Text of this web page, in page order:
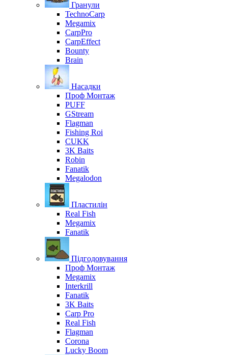
Гранули
TechnoCarp
Megamix
CarpPro
CarpEffect
Bounty
Brain
Насадки
Проф Монтаж
PUFF
GStream
Flagman
Fishing Roi
CUKK
3K Baits
Robin
Fanatik
Megalodon
Пластилін
Real Fish
Megamix
Fanatik
Підгодовування
Проф Монтаж
Megamix
Interkrill
Fanatik
3K Baits
Carp Pro
Real Fish
Flagman
Corona
Lucky Boom